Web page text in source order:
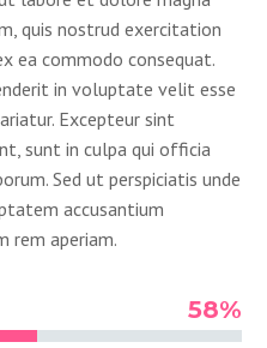
quis nostrud exercitation
ea commodo consequat.
in voluptate velit esse
Excepteur sint
sunt in culpa qui officia
Sed ut perspiciatis unde
accusantium
rem aperiam.
58%